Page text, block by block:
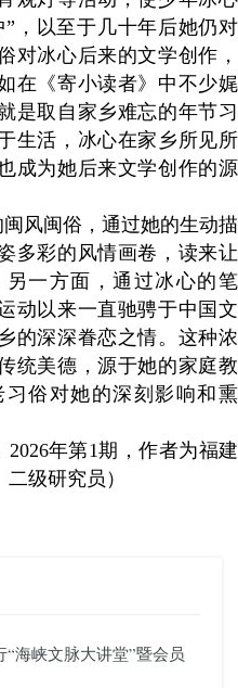
，以至于几十年后她仍对
对冰心后来的文学创作，
在《寄小读者》中不少娓
是取自家乡难忘的年节习
生活，冰心在家乡所见所
成为她后来文学创作的源
风闽俗，通过她的生动描
多彩的风情画卷，读来让
一方面，通过冰心的笔
动以来一直驰骋于中国文
的深深眷恋之情。这种浓
统美德，源于她的家庭教
俗对她的深刻影响和熏
2026年第1期，作者为福建
级研究员）
海峡文脉大讲堂”暨会员